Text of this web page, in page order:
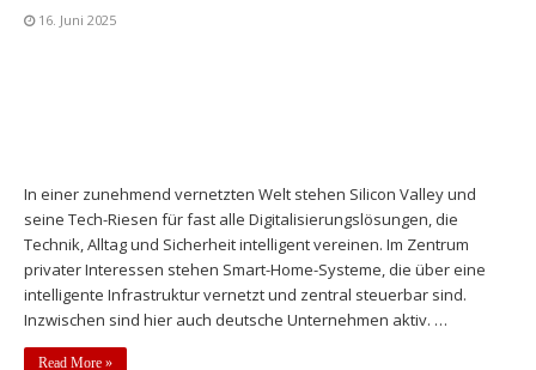
16. Juni 2025
In einer zunehmend vernetzten Welt stehen Silicon Valley und
seine Tech-Riesen für fast alle Digitalisierungslösungen, die
Technik, Alltag und Sicherheit intelligent vereinen. Im Zentrum
privater Interessen stehen Smart-Home-Systeme, die über eine
intelligente Infrastruktur vernetzt und zentral steuerbar sind.
Inzwischen sind hier auch deutsche Unternehmen aktiv. …
Read More »